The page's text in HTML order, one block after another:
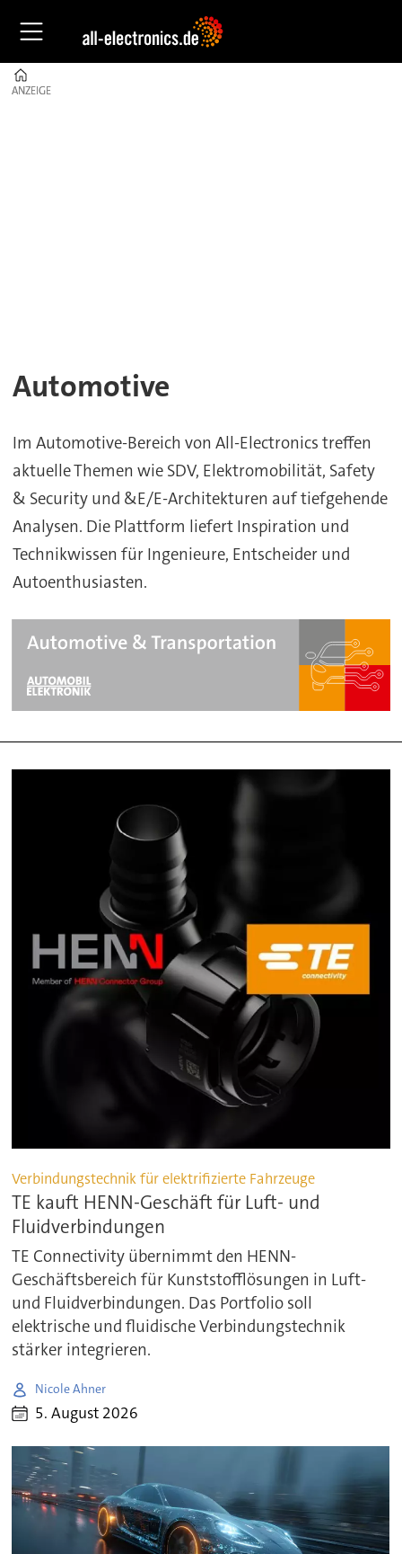
ANZEIGE
&
Fachwissen
ANZEIGE
Automotive
Im Automotive-Bereich von All-Electronics treffen
aktuelle Themen wie SDV, Elektromobilität, Safety
& Security und &E/E-Architekturen auf tiefgehende
Analysen. Die Plattform liefert Inspiration und
Technikwissen für Ingenieure, Entscheider und
Autoenthusiasten.
Verbindungstechnik für elektrifizierte Fahrzeuge
TE kauft HENN-Geschäft für Luft- und
Fluidverbindungen
TE Connectivity übernimmt den HENN-
Geschäftsbereich für Kunststofflösungen in Luft-
und Fluidverbindungen. Das Portfolio soll
elektrische und fluidische Verbindungstechnik
stärker integrieren.
Nicole Ahner
5. August 2026